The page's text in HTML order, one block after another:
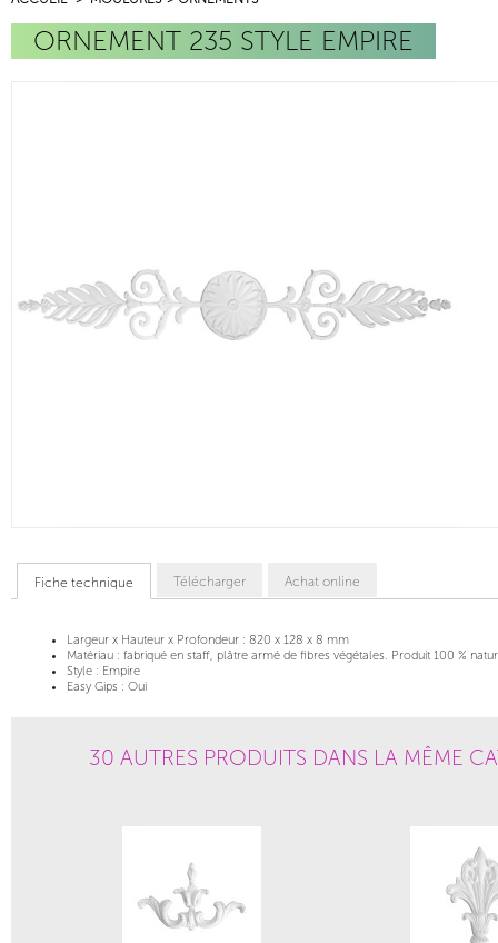
ORNEMENT 235 STYLE EMPIRE
Fiche technique Télécharger Achat online
Largeur x Hauteur x Profondeur : 820 x 128 x 8 mm
Matériau : fabriqué en staff, plâtre armé de fibres végétales. Produit 100 %
Style : Empire
Easy Gips : Oui
30 AUTRES PRODUITS DANS LA MÊME